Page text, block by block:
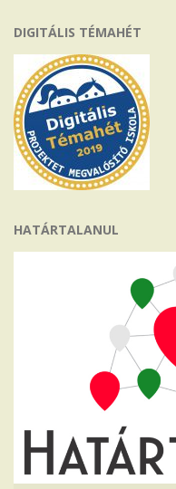
DIGITÁLIS TÉMAHÉT
HATÁRTALANUL